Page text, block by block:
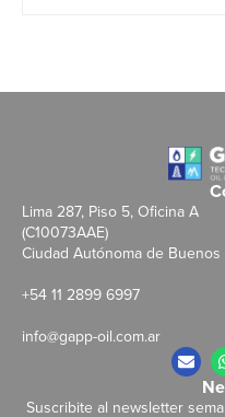
Lima 287, Piso 5, Oficina A
(C10073AAE)
Ciudad Autónoma de Buenos
+54 11 2899 6997
info@gapp-oil.com.ar
Suscribite al newsletter